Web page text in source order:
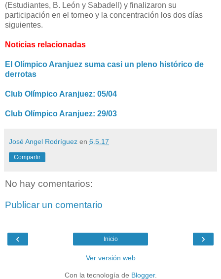
(Estudiantes, B. León y Sabadell) y finalizaron su
participación en el torneo y la concentración los dos días
siguientes.
Noticias relacionadas
El Olímpico Aranjuez suma casi un pleno histórico de
derrotas
Club Olímpico Aranjuez: 05/04
Club Olímpico Aranjuez: 29/03
José Angel Rodríguez en 6.5.17
Compartir
No hay comentarios:
Publicar un comentario
‹ ›
Inicio
Ver versión web
Con la tecnología de Blogger.